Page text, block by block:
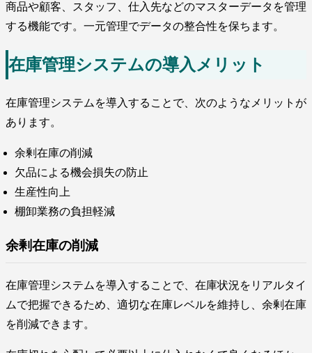
商品や顧客、スタッフ、仕入先などのマスターデータを管理
する機能です。一元管理でデータの整合性を保ちます。
在庫管理システムの導入メリット
在庫管理システムを導入することで、次のようなメリットが
あります。
余剰在庫の削減
欠品による機会損失の防止
生産性向上
棚卸業務の負担軽減
余剰在庫の削減
在庫管理システムを導入することで、在庫状況をリアルタイ
ムで把握できるため、適切な在庫レベルを維持し、余剰在庫
を削減できます。